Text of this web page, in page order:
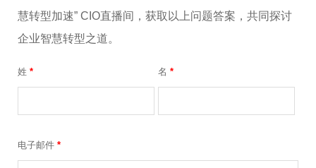
慧转型加速” CIO直播间，获取以上问题答案，共同探讨
企业智慧转型之道。
姓 * 名 *
电子邮件 *